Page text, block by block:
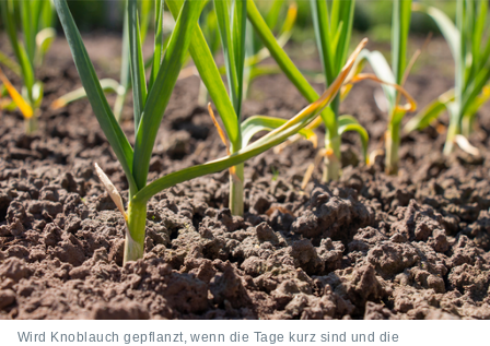
Wird Knoblauch gepflanzt, wenn die Tage kurz sind und die